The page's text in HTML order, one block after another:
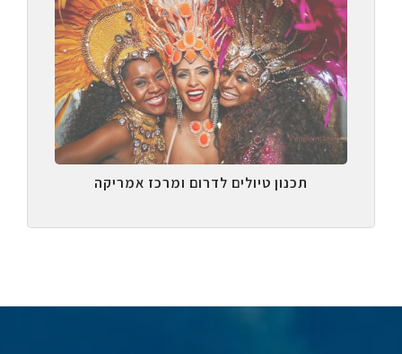
תכנון טיולים לדרום ומרכז אמריקה